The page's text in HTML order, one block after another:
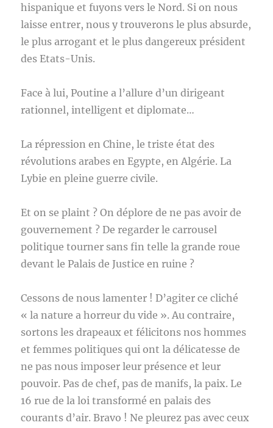
hispanique et fuyons vers le Nord. Si on nous
laisse entrer, nous y trouverons le plus absurde,
le plus arrogant et le plus dangereux président
des Etats-Unis.
Face à lui, Poutine a l’allure d’un dirigeant
rationnel, intelligent et diplomate…
La répression en Chine, le triste état des
révolutions arabes en Egypte, en Algérie. La
Lybie en pleine guerre civile.
Et on se plaint ? On déplore de ne pas avoir de
gouvernement ? De regarder le carrousel
politique tourner sans fin telle la grande roue
devant le Palais de Justice en ruine ?
Cessons de nous lamenter ! D’agiter ce cliché
« la nature a horreur du vide ». Au contraire,
sortons les drapeaux et félicitons nos hommes
et femmes politiques qui ont la délicatesse de
ne pas nous imposer leur présence et leur
pouvoir. Pas de chef, pas de manifs, la paix. Le
16 rue de la loi transformé en palais des
courants d’air. Bravo ! Ne pleurez pas avec ceux